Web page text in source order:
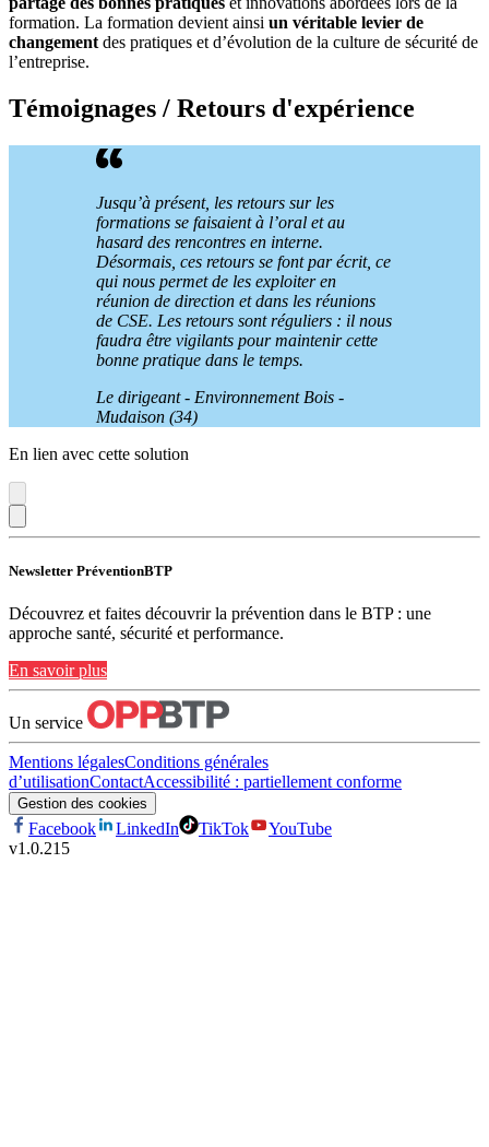
formation. La formation devient ainsi un véritable levier de
changement des pratiques et d’évolution de la culture de sécurité de
l’entreprise.
Témoignages / Retours d'expérience
Jusqu’à présent, les retours sur les
formations se faisaient à l’oral et au
hasard des rencontres en interne.
Désormais, ces retours se font par écrit, ce
qui nous permet de les exploiter en
réunion de direction et dans les réunions
de CSE. Les retours sont réguliers : il nous
faudra être vigilants pour maintenir cette
bonne pratique dans le temps.
Le dirigeant - Environnement Bois -
Mudaison (34)
En lien avec cette solution
Newsletter PréventionBTP
Découvrez et faites découvrir la prévention dans le BTP : une
approche santé, sécurité et performance.
En savoir plus
Un service
Mentions légalesConditions générales
d’utilisationContactAccessibilité : partiellement conforme
Gestion des cookies
Facebook LinkedIn TikTok
YouTube
v1.0.215